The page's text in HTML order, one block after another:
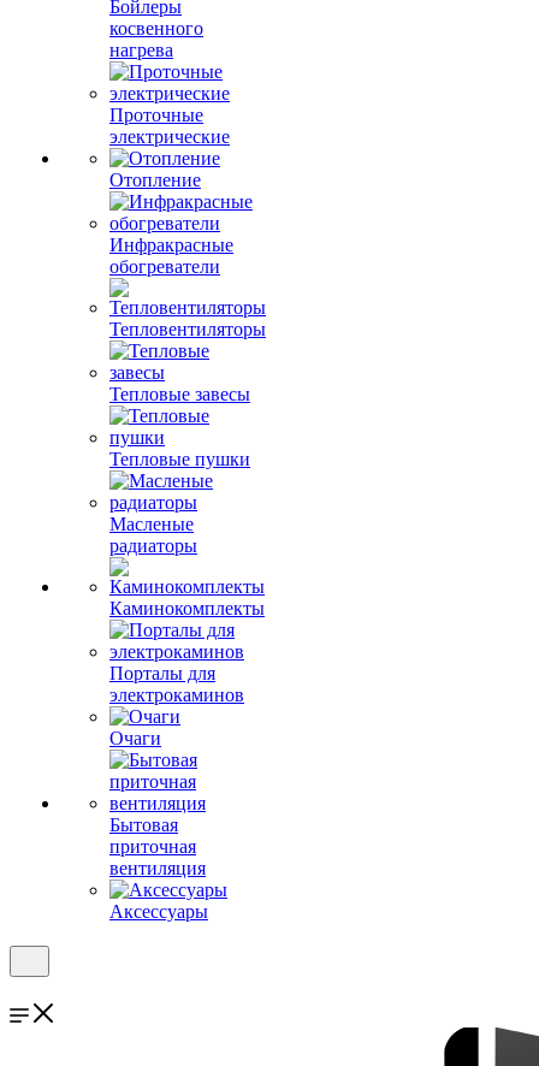
Бойлеры
косвенного
нагрева
Проточные
электрические
Отопление
Инфракрасные
обогреватели
Тепловентиляторы
Тепловые завесы
Тепловые пушки
Масленые
радиаторы
Каминокомплекты
Порталы для
электрокаминов
Очаги
Бытовая
приточная
вентиляция
Аксессуары